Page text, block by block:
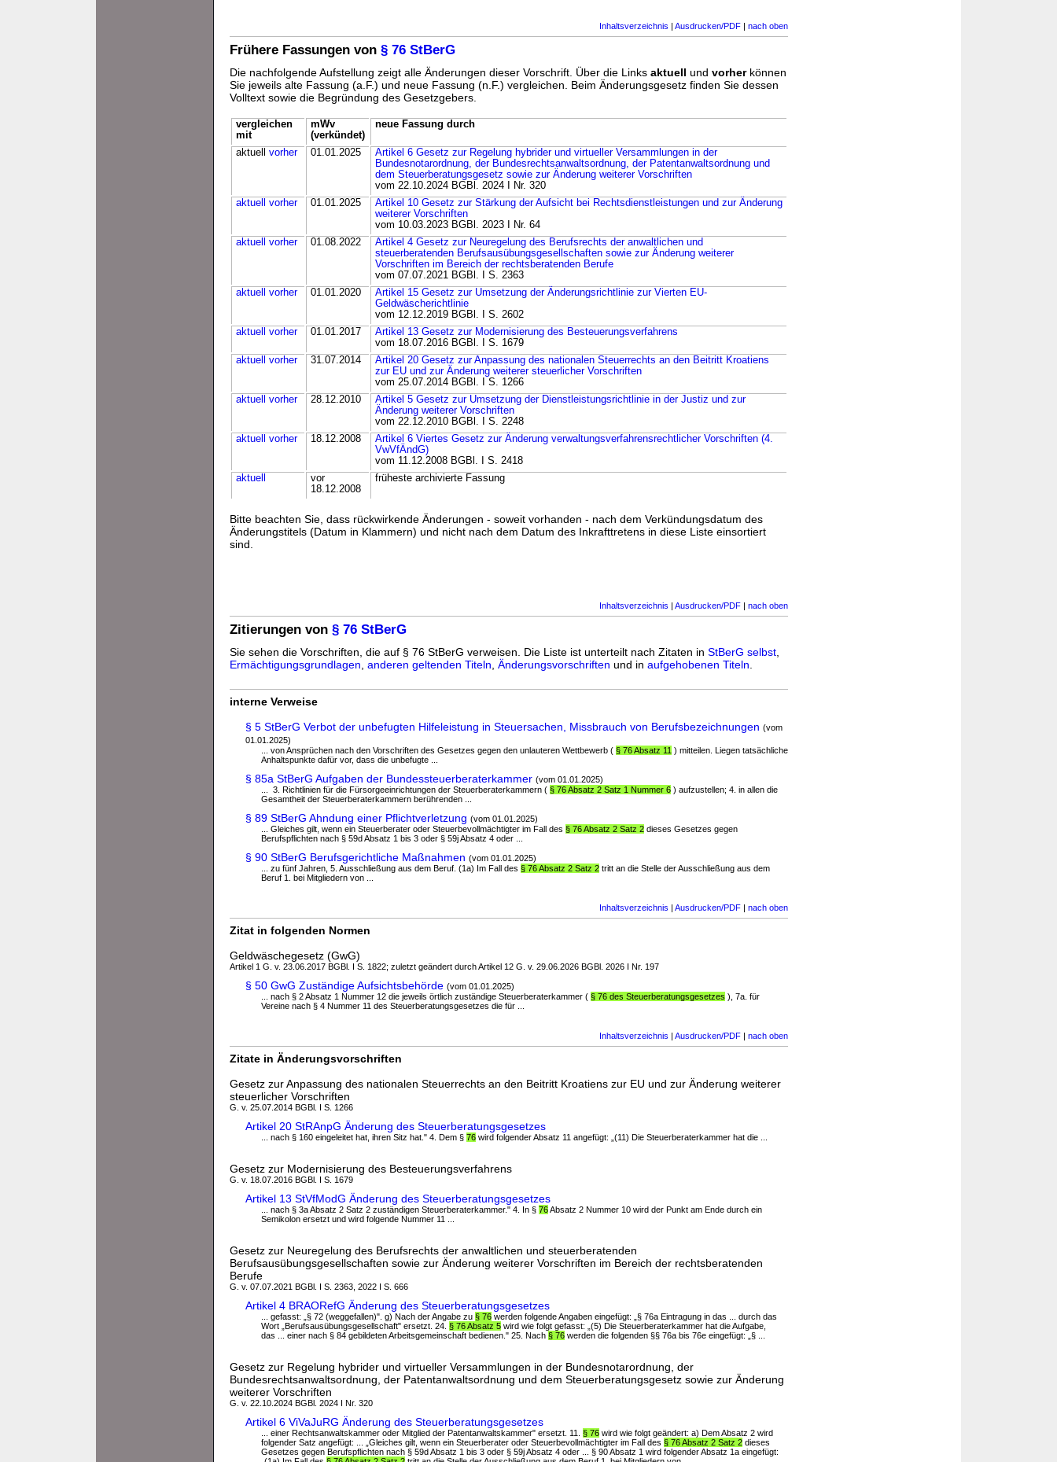
Inhaltsverzeichnis | Ausdrucken/PDF | nach oben
Frühere Fassungen von § 76 StBerG
Die nachfolgende Aufstellung zeigt alle Änderungen dieser Vorschrift. Über die Links aktuell und vorherkönnen
Sie jeweils alte Fassung (a.F.) und neue Fassung (n.F.) vergleichen. Beim Änderungsgesetz finden Sie dessen
Volltext sowie die Begründung des Gesetzgebers.
vergleichen
mit
mWv
(verkündet)
neue Fassung durch
aktuell vorher 01.01.2025
Artikel 6 Gesetz zur Regelung hybrider und virtueller Versammlungen in der
Bundesnotarordnung, der Bundesrechtsanwaltsordnung, der Patentanwaltsordnung und
dem Steuerberatungsgesetz sowie zur Änderung weiterer Vorschriften
vom 22.10.2024 BGBl. 2024 I Nr. 320
aktuell
vorher 01.01.2025
Artikel 10 Gesetz zur Stärkung der Aufsicht bei Rechtsdienstleistungen und zur Änderung
weiterer Vorschriften
vom 10.03.2023 BGBl. 2023 I Nr. 64
aktuell
vorher 01.08.2022
Artikel 4 Gesetz zur Neuregelung des Berufsrechts der anwaltlichen und
steuerberatenden Berufsausübungsgesellschaften sowie zur Änderung weiterer
Vorschriften im Bereich der rechtsberatenden Berufe
vom 07.07.2021 BGBl. I S. 2363
aktuell
vorher 01.01.2020
Artikel 15 Gesetz zur Umsetzung der Änderungsrichtlinie zur Vierten EU-
Geldwäscherichtlinie
vom 12.12.2019 BGBl. I S. 2602
aktuell
vorher 01.01.2017
Artikel 13 Gesetz zur Modernisierung des Besteuerungsverfahrens
vom 18.07.2016 BGBl. I S. 1679
aktuell
vorher 31.07.2014
Artikel 20 Gesetz zur Anpassung des nationalen Steuerrechts an den Beitritt Kroatiens
zur EU und zur Änderung weiterer steuerlicher Vorschriften
vom 25.07.2014 BGBl. I S. 1266
aktuell
vorher 28.12.2010
Artikel 5 Gesetz zur Umsetzung der Dienstleistungsrichtlinie in der Justiz und zur
Änderung weiterer Vorschriften
vom 22.12.2010 BGBl. I S. 2248
aktuell
vorher 18.12.2008
Artikel 6 Viertes Gesetz zur Änderung verwaltungsverfahrensrechtlicher Vorschriften (4.
VwVfÄndG)
vom 11.12.2008 BGBl. I S. 2418
aktuell
vor
18.12.2008
früheste archivierte Fassung
Bitte beachten Sie, dass rückwirkende Änderungen - soweit vorhanden - nach dem Verkündungsdatum des
Änderungstitels (Datum in Klammern) und nicht nach dem Datum des Inkrafttretens in diese Liste einsortiert
sind.
Inhaltsverzeichnis | Ausdrucken/PDF | nach oben
Zitierungen von § 76 StBerG
Sie sehen die Vorschriften, die auf § 76 StBerG verweisen. Die Liste ist unterteilt nach Zitaten in StBerG selbst
Ermächtigungsgrundlagen anderen geltenden Titeln Änderungsvorschriften und in aufgehobenen Titeln
interne Verweise
§ 5 StBerG Verbot der unbefugten Hilfeleistung in Steuersachen, Missbrauch von Berufsbezeichnungen (vom
01.01.2025)
... von Ansprüchen nach den Vorschriften des Gesetzes gegen den unlauteren Wettbewerb ( § 76 Absatz 11 ) mitteilen. Liegen tatsächliche
Anhaltspunkte dafür vor, dass die unbefugte ...
§ 85a StBerG Aufgaben der Bundessteuerberaterkammer (vom 01.01.2025)
... 3. Richtlinien für die Fürsorgeeinrichtungen der Steuerberaterkammern ( § 76 Absatz 2 Satz 1 Nummer 6 ) aufzustellen; 4. in allen die
Gesamtheit der Steuerberaterkammern berührenden ...
§ 89 StBerG Ahndung einer Pflichtverletzung (vom 01.01.2025)
... Gleiches gilt, wenn ein Steuerberater oder Steuerbevollmächtigter im Fall des § 76 Absatz 2 Satz 2 dieses Gesetzes gegen
Berufspflichten nach § 59d Absatz 1 bis 3 oder § 59j Absatz 4 oder ...
§ 90 StBerG Berufsgerichtliche Maßnahmen (vom 01.01.2025)
... zu fünf Jahren, 5. Ausschließung aus dem Beruf. (1a) Im Fall des § 76 Absatz 2 Satz 2 tritt an die Stelle der Ausschließung aus dem
Beruf 1. bei Mitgliedern von ...
Inhaltsverzeichnis | Ausdrucken/PDF | nach oben
Zitat in folgenden Normen
Geldwäschegesetz (GwG)
Artikel 1 G. v. 23.06.2017 BGBl. I S. 1822; zuletzt geändert durch Artikel 12 G. v. 29.06.2026 BGBl. 2026 I Nr. 197
§ 50 GwG Zuständige Aufsichtsbehörde (vom 01.01.2025)
... nach § 2 Absatz 1 Nummer 12 die jeweils örtlich zuständige Steuerberaterkammer ( § 76 des Steuerberatungsgesetzes ), 7a. für
Vereine nach § 4 Nummer 11 des Steuerberatungsgesetzes die für ...
Inhaltsverzeichnis | Ausdrucken/PDF | nach oben
Zitate in Änderungsvorschriften
Gesetz zur Anpassung des nationalen Steuerrechts an den Beitritt Kroatiens zur EU und zur Änderung weiterer
steuerlicher Vorschriften
G. v. 25.07.2014 BGBl. I S. 1266
Artikel 20 StRAnpG Änderung des Steuerberatungsgesetzes
... nach § 160 eingeleitet hat, ihren Sitz hat." 4. Dem § 76 wird folgender Absatz 11 angefügt: „(11) Die Steuerberaterkammer hat die ...
Gesetz zur Modernisierung des Besteuerungsverfahrens
G. v. 18.07.2016 BGBl. I S. 1679
Artikel 13 StVfModG Änderung des Steuerberatungsgesetzes
... nach § 3a Absatz 2 Satz 2 zuständigen Steuerberaterkammer." 4. In § 76Absatz 2 Nummer 10 wird der Punkt am Ende durch ein
Semikolon ersetzt und wird folgende Nummer 11 ...
Gesetz zur Neuregelung des Berufsrechts der anwaltlichen und steuerberatenden
Berufsausübungsgesellschaften sowie zur Änderung weiterer Vorschriften im Bereich der rechtsberatenden
Berufe
G. v. 07.07.2021 BGBl. I S. 2363, 2022 I S. 666
Artikel 4 BRAORefG Änderung des Steuerberatungsgesetzes
... gefasst: „§ 72 (weggefallen)". g) Nach der Angabe zu § 76 werden folgende Angaben eingefügt: „§ 76a Eintragung in das ... durch das
Wort „Berufsausübungsgesellschaft" ersetzt. 24. § 76 Absatz 5 wird wie folgt gefasst: „(5) Die Steuerberaterkammer hat die Aufgabe,
das ... einer nach § 84 gebildeten Arbeitsgemeinschaft bedienen." 25. Nach § 76 werden die folgenden §§ 76a bis 76e eingefügt: „§ ...
Gesetz zur Regelung hybrider und virtueller Versammlungen in der Bundesnotarordnung, der
Bundesrechtsanwaltsordnung, der Patentanwaltsordnung und dem Steuerberatungsgesetz sowie zur Änderung
weiterer Vorschriften
G. v. 22.10.2024 BGBl. 2024 I Nr. 320
Artikel 6 ViVaJuRG Änderung des Steuerberatungsgesetzes
... einer Rechtsanwaltskammer oder Mitglied der Patentanwaltskammer" ersetzt. 11. § 76 wird wie folgt geändert: a) Dem Absatz 2 wird
folgender Satz angefügt: ... „Gleiches gilt, wenn ein Steuerberater oder Steuerbevollmächtigter im Fall des § 76 Absatz 2 Satz 2 dieses
Gesetzes gegen Berufspflichten nach § 59d Absatz 1 bis 3 oder § 59j Absatz 4 oder ... § 90 Absatz 1 wird folgender Absatz 1a eingefügt: